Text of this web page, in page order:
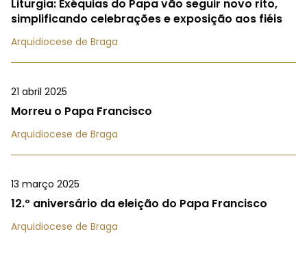
Liturgia: Exéquias do Papa vão seguir novo rito,
simplificando celebrações e exposição aos fiéis
Arquidiocese de Braga
21 abril 2025
Morreu o Papa Francisco
Arquidiocese de Braga
13 março 2025
12.º aniversário da eleição do Papa Francisco
Arquidiocese de Braga